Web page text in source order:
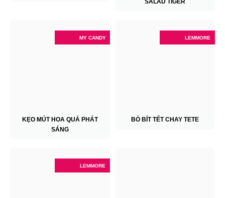
MY CANDY
KẸO MÚT HOA QUẢ PHÁT
SÁNG
LEMMORE
BÒ BÍT TẾT CHAY TETE
LEMMORE